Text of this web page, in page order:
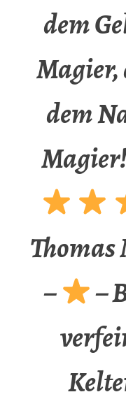
dem
dem
Thomas
–
–